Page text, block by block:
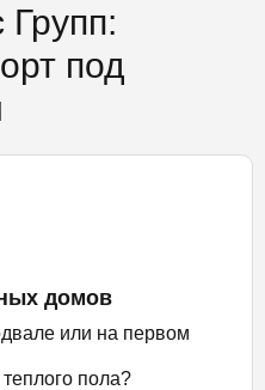
под
домов
или на первом
пола?